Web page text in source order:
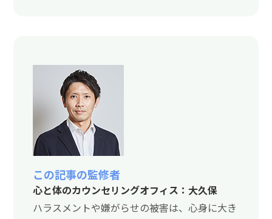
この記事の監修者
心と体のカウンセリングオフィス：大久保
ハラスメントや嫌がらせの被害は、心身に大き